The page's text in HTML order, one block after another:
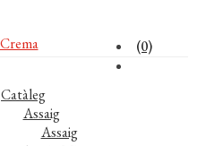
(0)
Catàleg
Assaig
Assaig